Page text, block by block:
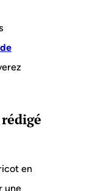
en
une